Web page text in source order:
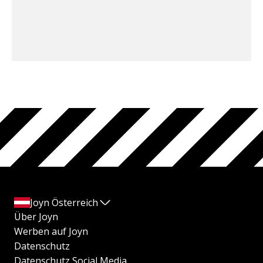
Joyn Österreich
Über Joyn
Werben auf Joyn
Datenschutz